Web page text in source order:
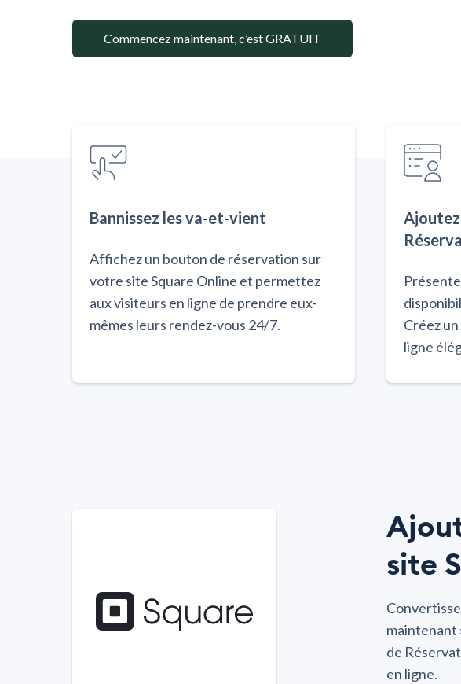
Commencez maintenant, c’est GRATUIT
Bannissez les va-et-vient
Affichez un bouton de réservation sur
votre site Square Online et permettez
aux visiteurs en ligne de prendre eux-
mêmes leurs rendez-vous 24/7.
Créez
ligne
site
maintenant
de
en ligne.